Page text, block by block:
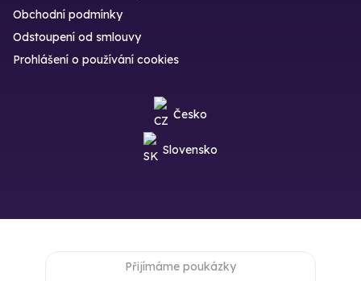
Obchodní podmínky
Odstoupení od smlouvy
Prohlášení o používání cookies
Česko
Slovensko
Přijímáme poukázky